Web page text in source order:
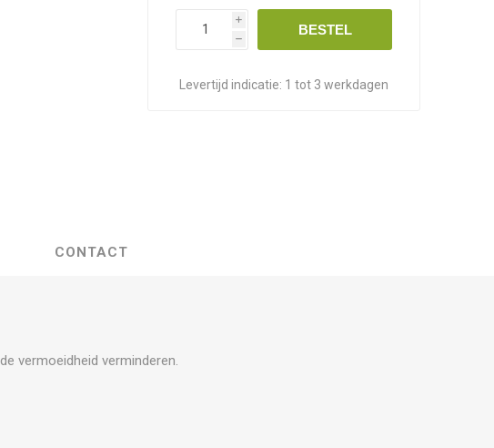
i
h
BESTEL
Levertijd indicatie: 1 tot 3 werkdagen
CONTACT
vermoeidheid verminderen.